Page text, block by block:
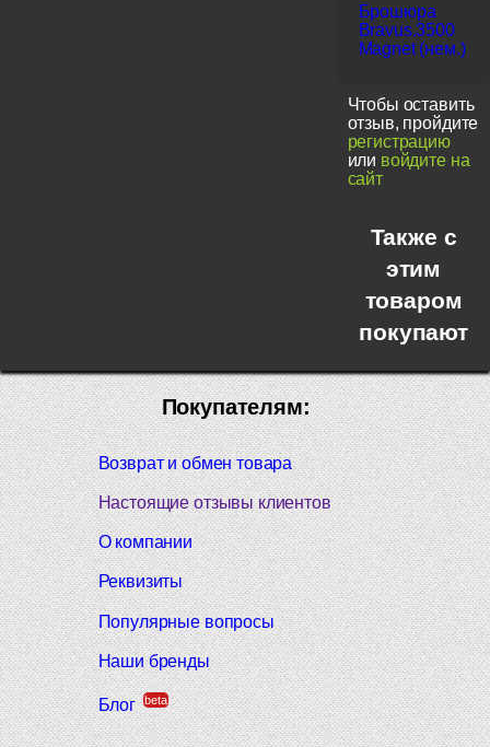
Брошюра
Bravus.3500
Magnet (нем.)
Чтобы оставить
отзыв, пройдите
регистрацию
или войдите на
сайт
Также с
этим
товаром
покупают
Покупателям:
Возврат и обмен товара
Настоящие отзывы клиентов
О компании
Реквизиты
Популярные вопросы
Наши бренды
Блог beta